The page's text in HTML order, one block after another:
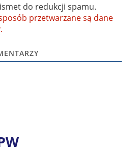
do redukcji spamu.
przetwarzane są dane